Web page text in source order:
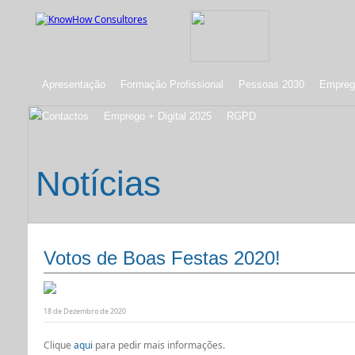
Apresentação Formação Profissional Pessoas 2030
Contactos Emprego + Digital 2025 RGPD
Notícias
Votos de Boas Festas 2020!
18 de Dezembro de 2020
Clique aqui para pedir mais informações.